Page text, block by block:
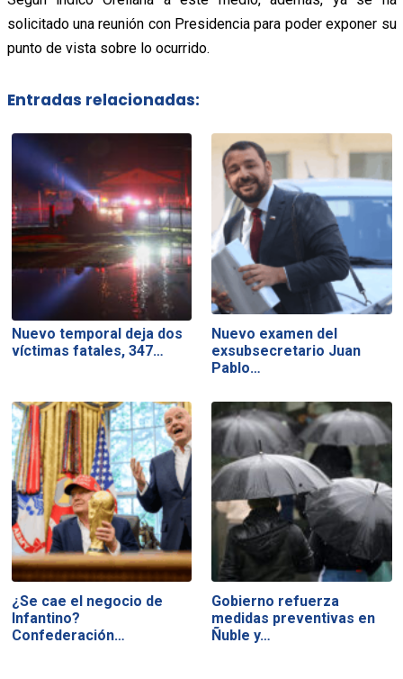
solicitado una reunión con Presidencia para poder exponer su
punto de vista sobre lo ocurrido.
Entradas relacionadas:
Nuevo temporal deja dos
víctimas fatales, 347…
Nuevo examen del
exsubsecretario Juan
Pablo…
¿Se cae el negocio de
Infantino?
Confederación…
Gobierno refuerza
medidas preventivas en
Ñuble y…